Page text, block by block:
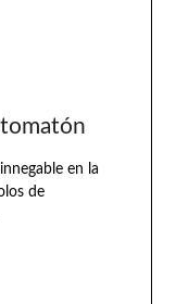
en la
de